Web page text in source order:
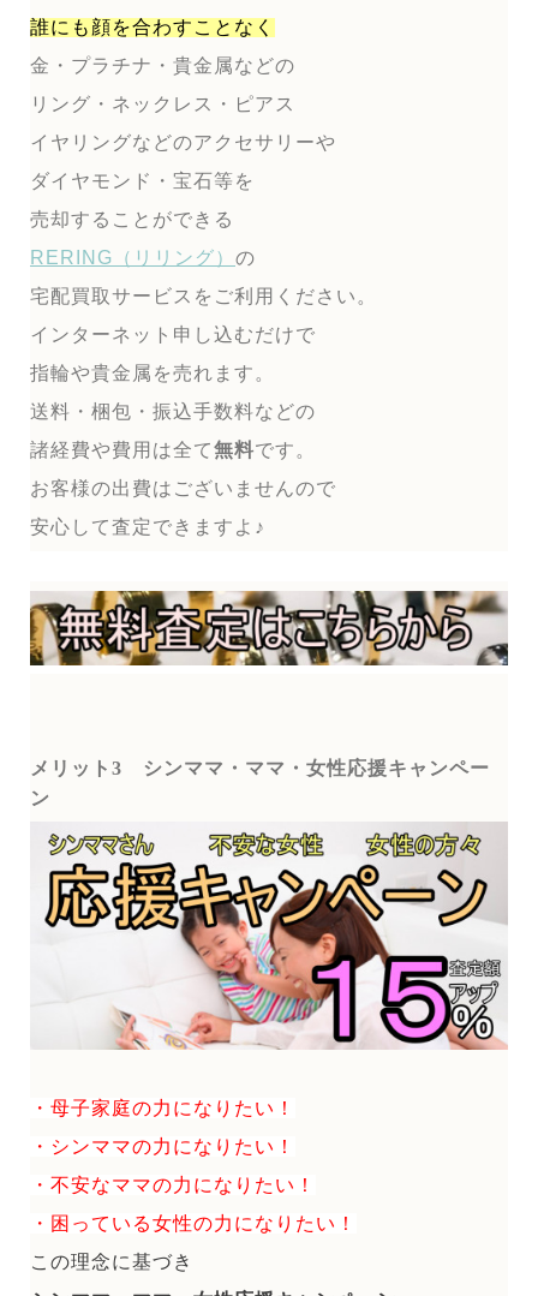
誰にも顔を合わすことなく
金・プラチナ・貴金属などの
リング・ネックレス・ピアス
イヤリングなどのアクセサリーや
ダイヤモンド・宝石等を
売却することができる
RERING（リリング） の
宅配買取サービスをご利用ください。
インターネット申し込むだけで
指輪や貴金属を売れます。
送料・梱包・振込手数料などの
諸経費や費用は全て無料です。
お客様の出費はございませんので
安心して査定できますよ♪
メリット3
シンママ・ママ・女性応援キャンペー
ン
・母子家庭の力になりたい！
・シンママの力になりたい！
・不安なママの力になりたい！
・困っている女性の力になりたい！
この理念に基づき